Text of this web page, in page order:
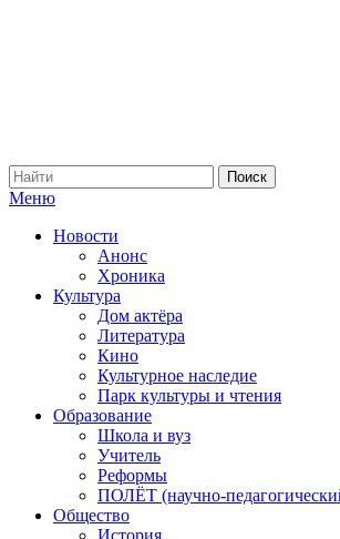
Меню
Новости
Анонс
Хроника
Культура
Дом актёра
Литература
Кино
Культурное наследие
Парк культуры и чтения
Образование
Школа и вуз
Учитель
Реформы
ПОЛЁТ (научно-
Общество